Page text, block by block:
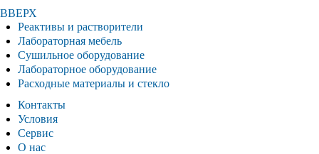
ВВЕРХ
Реактивы и растворители
Лабораторная мебель
Сушильное оборудование
Лабораторное оборудование
Расходные материалы и стекло
Контакты
Условия
Сервис
О нас